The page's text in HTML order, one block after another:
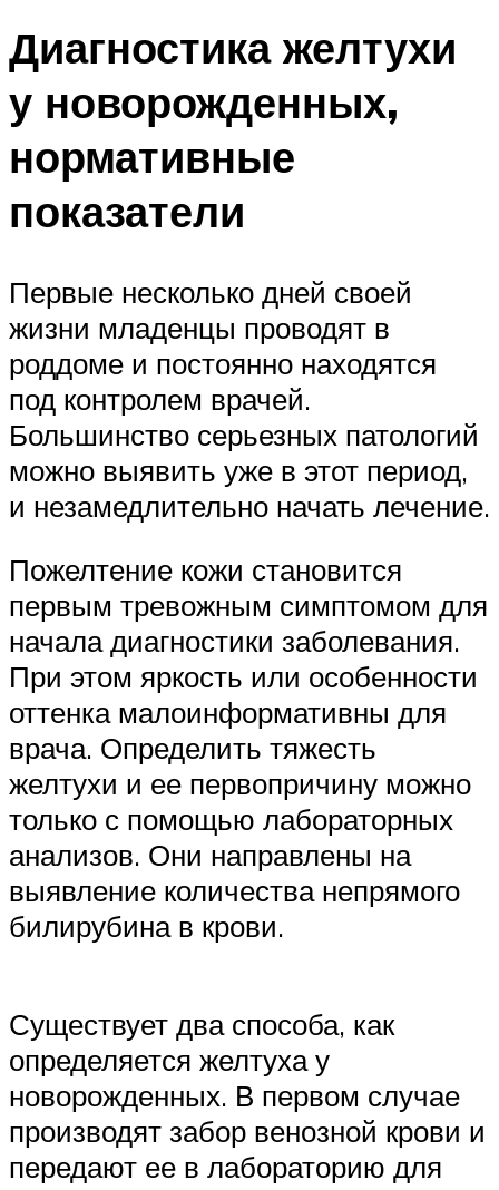
Диагностика желтухи
у новорожденных,
нормативные
показатели
Первые несколько дней своей
жизни младенцы проводят в
роддоме и постоянно находятся
под контролем врачей.
Большинство серьезных патологий
можно выявить уже в этот период,
и незамедлительно начать лечение.
Пожелтение кожи становится
первым тревожным симптомом для
начала диагностики заболевания.
При этом яркость или особенности
оттенка малоинформативны для
врача. Определить тяжесть
желтухи и ее первопричину можно
только с помощью лабораторных
анализов. Они направлены на
выявление количества непрямого
билирубина в крови.
Существует два способа, как
определяется желтуха у
новорожденных. В первом случае
производят забор венозной крови и
передают ее в лабораторию для